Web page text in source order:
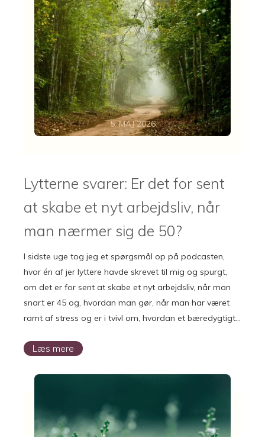
Lytterne svarer: Er det for sent
at skabe et nyt arbejdsliv, når
man nærmer sig de 50?
5. MAJ 2026
I sidste uge tog jeg et spørgsmål op på podcasten,
hvor én af jer lyttere havde skrevet til mig og spurgt,
om det er for sent at skabe et nyt arbejdsliv, når man
snart er 45 og, hvordan man gør, når man har været
ramt af stress og er i tvivl om, hvordan et bæredygtigt…
Læs mere